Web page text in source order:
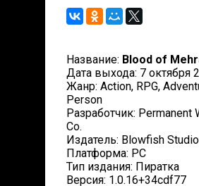
Название: Blood of
Дата выхода: 7 октября
Жанр: Action, RPG,
Person
Разработчик: Permanent
Co.
Издатель: Blowfish
Платформа: PC
Тип издания: Пиратка
Версия: 1.0.16+34cdf77